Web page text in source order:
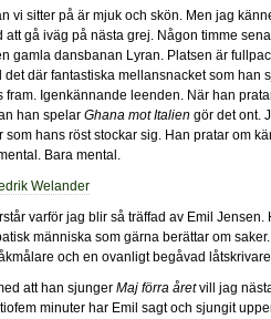
vi sitter på är mjuk och skön. Men jag
att gå iväg på nästa grej. Någon timme
gamla dansbanan Lyran. Platsen är
det där fantastiska mellansnacket som han
fram. Igenkännande leenden. När han
han spelar Ghana mot Italien gör det ont.
som hans röst stockar sig. Han pratar om
Bara mental.
varför jag blir så träffad av Emil Jensen.
människa som gärna berättar om
och en ovanligt begåvad
att han sjunger Maj förra åretvill jag
minuter har Emil sagt och sjungit